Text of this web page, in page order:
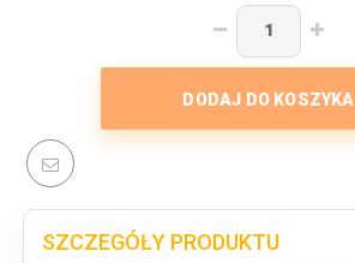
DODAJ DO KOSZYKA
SZCZEGÓŁY PRODUKTU